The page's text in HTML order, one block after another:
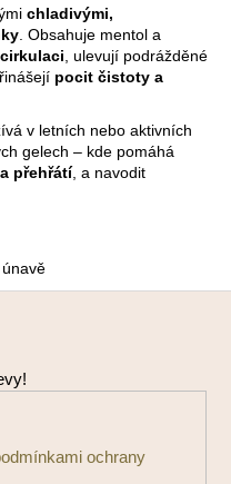
chladivými,
. Obsahuje mentol a
, ulevují podrážděné
pocit čistoty a
v letních nebo aktivních
gelech – kde pomáhá
přehřátí, a navodit
ochrany